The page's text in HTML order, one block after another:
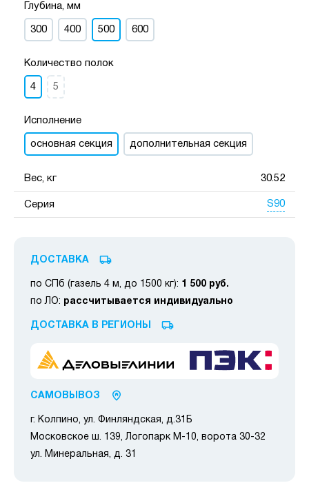
Глубина, мм
300 400 500 600
Количество полок
4 5
Исполнение
основная секция дополнительная секция
Вес, кг 30.52
Серия S90
ДОСТАВКА
по СПб (газель 4 м, до 1500 кг): 1 500 руб.
по ЛО: рассчитывается индивидуально
ДОСТАВКА В РЕГИОНЫ
САМОВЫВОЗ
г. Колпино, ул. Финляндская, д.31Б
Московское ш. 139, Логопарк М-10, ворота 30-32
ул. Минеральная, д. 31